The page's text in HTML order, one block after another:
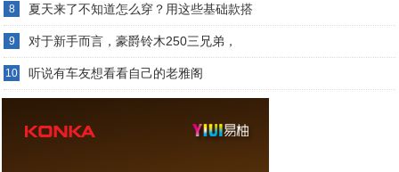
8 夏天来了不知道怎么穿？用这些基础款搭
9 对于新手而言，豪爵铃木250三兄弟，
10 听说有车友想看看自己的老雅阁